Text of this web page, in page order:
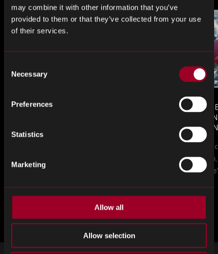
may combine it with other information that you’ve
provided to them or that they’ve collected from your use
of their services.
Selection
Necessary
Preferences
Statistics
Marketing
Allow all
Allow selection
MONTHLY MARKET INSIGHTS
The July issue of Rebound Monthly Market
copy today.
AND
Counterfeit
a new
in this piece,
Altro dal blog